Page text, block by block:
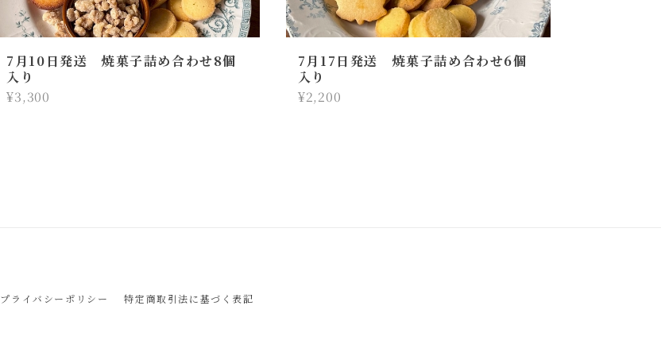
7月10日発送 焼菓子詰め合わせ8個
入り
¥3,300
7月17日発送 焼菓子詰め合わせ6個
入り
¥2,200
プライバシーポリシー 特定商取引法に基づく表記